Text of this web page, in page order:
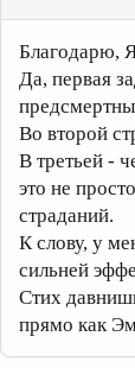
Благодарю,
Да, первая
Во второй
В третьей -
это не
страданий.
К слову, у
сильней
Стих
прямо как